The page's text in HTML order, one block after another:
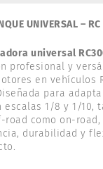
UNIVERSAL –
universal
profesional y
en vehículos
para
escalas 1/8 y 1/10,
como on-road,
durabilidad y